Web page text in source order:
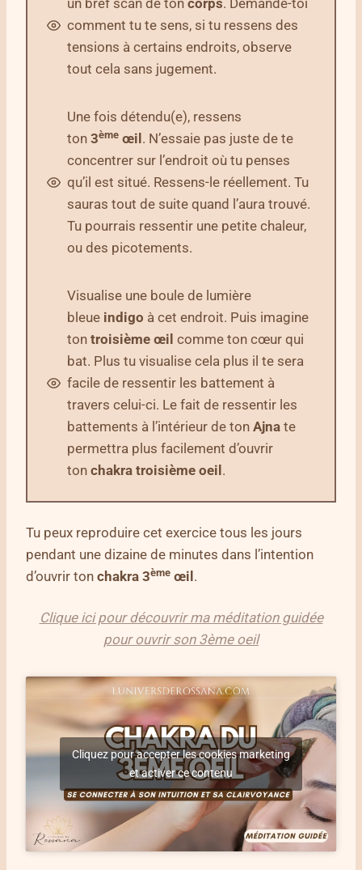
un bref scan de ton corps. Demande-toi
comment tu te sens, si tu ressens des
tensions à certains endroits, observe
tout cela sans jugement.
Une fois détendu(e), ressens
ton 3ème œil . N’essaie pas juste de te
concentrer sur l’endroit où tu penses
qu’il est situé. Ressens-le réellement. Tu
sauras tout de suite quand l’aura trouvé.
Tu pourrais ressentir une petite chaleur,
ou des picotements.
Visualise une boule de lumière
bleue indigo à cet endroit. Puis imagine
ton troisième œil comme ton cœur qui
bat. Plus tu visualise cela plus il te sera
facile de ressentir les battement à
travers celui-ci. Le fait de ressentir les
battements à l’intérieur de ton Ajna te
permettra plus facilement d’ouvrir
ton chakra troisième oeil .
Tu peux reproduire cet exercice tous les jours
pendant une dizaine de minutes dans l’intention
d’ouvrir ton chakra 3ème œil .
Clique ici pour découvrir ma méditation guidée
pour ouvrir son 3ème oeil
Cliquez pour accepter les cookies marketing
et activer ce contenu